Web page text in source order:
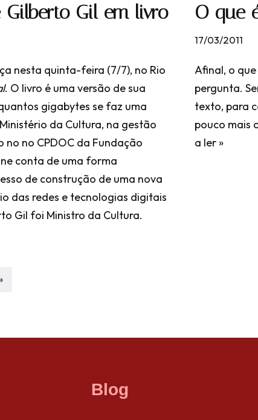
Gil em livro
nesta quinta-feira (7/7), no Rio
. O livro é uma versão de sua
gigabytes se faz uma
da Cultura, na gestão
no CPDOC da Fundação
conta de uma forma
de construção de uma nova
das redes e tecnologias digitais
Gil foi Ministro da Cultura.
O que
17/03/2011
Afinal, o
pergunta.
texto, para
pouco mais
a ler »
Blog